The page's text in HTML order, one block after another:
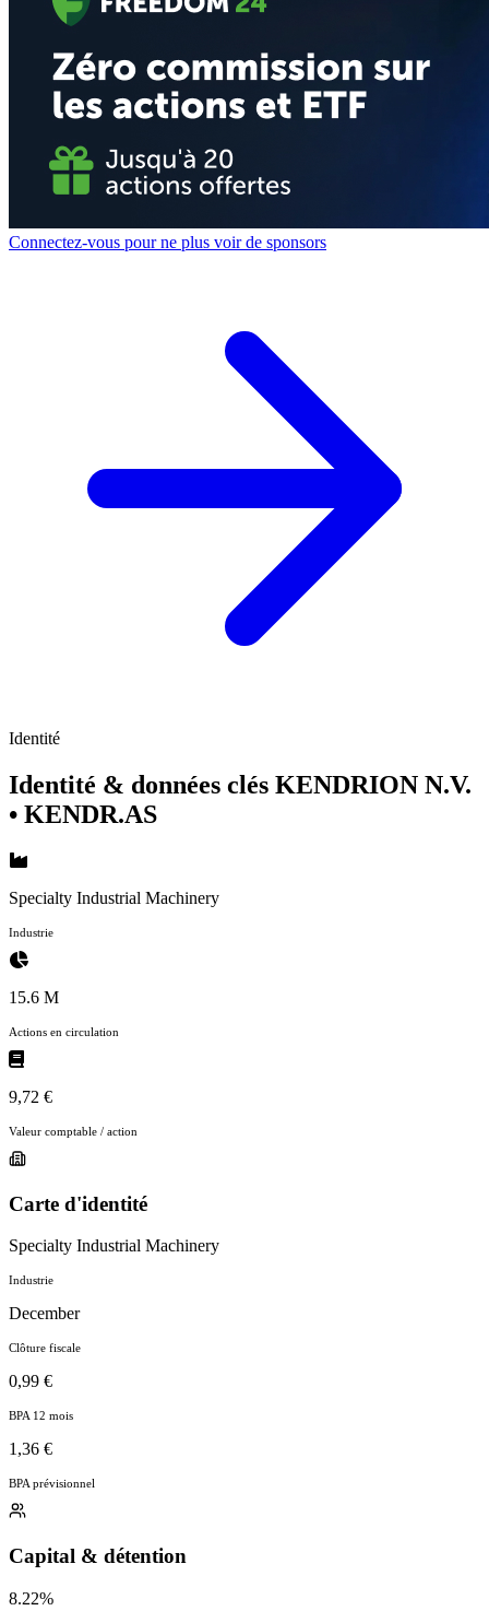
Connectez-vous pour ne plus voir de sponsors
Identité
Identité & données clés KENDRION N.V.
• KENDR.AS
Specialty Industrial Machinery
Industrie
15.6 M
Actions en circulation
9,72 €
Valeur comptable / action
Carte d'identité
Specialty Industrial Machinery
Industrie
December
Clôture fiscale
0,99 €
BPA 12 mois
1,36 €
BPA prévisionnel
Capital & détention
8.22%